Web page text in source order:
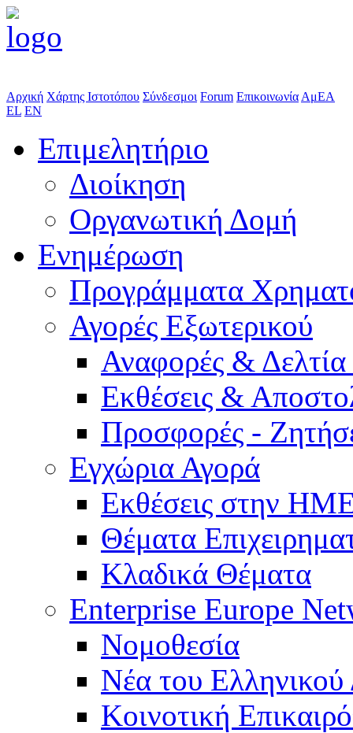
Αρχική Χάρτης Ιστοτόπου Σύνδεσμοι Forum Επικοινωνία ΑμΕΑ
EL EN
Επιμελητήριο
Διοίκηση
Οργανωτική Δομή
Ενημέρωση
Προγράμματα
Αγορές Εξωτερικού
Αναφορές &
Εκθέσεις &
Προσφορές -
Εγχώρια Αγορά
Εκθέσεις στην
Θέματα
Κλαδικά Θέματα
Enterprise Europe
Νομοθεσία
Νέα του Ελληνικού
Κοινοτική